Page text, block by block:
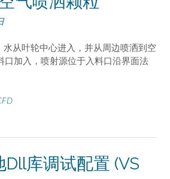
从叶轮中心进入，并从周边喷洒到空
口加入，喷射源位于入料口沿界面法
库调试配置 (VS